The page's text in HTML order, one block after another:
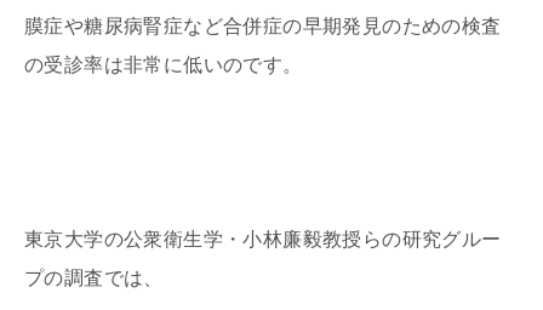
膜症や糖尿病腎症など合併症の早期発見のための検査
の受診率は非常に低いのです。
東京大学の公衆衛生学・小林廉毅教授らの研究グルー
プの調査では、